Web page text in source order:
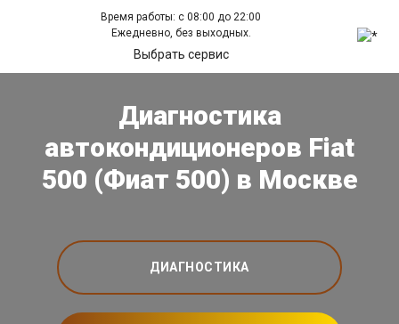
Время работы: с 08:00 до 22:00
Ежедневно, без выходных.
Выбрать сервис
Диагностика
автокондиционеров Fiat
500 (Фиат 500) в Москве
ДИАГНОСТИКА